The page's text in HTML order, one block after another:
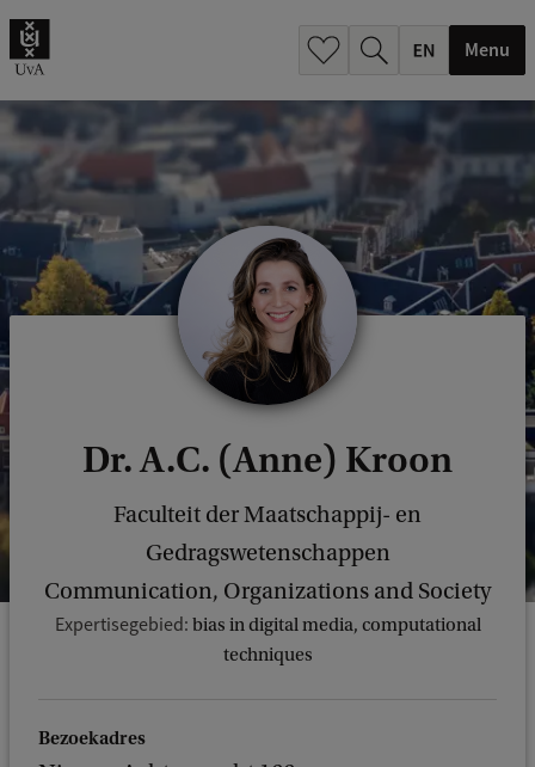
Menu
Dr. A.C. (Anne) Kroon
Faculteit der Maatschappij- en
Gedragswetenschappen
Communication, Organizations and Society
Expertisegebied: bias in digital media, computational
techniques
Bezoekadres